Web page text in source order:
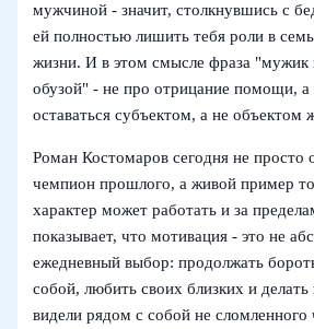
мужчиной - значит, столкнувшись с
ей полностью лишить тебя роли в
жизни. И в этом смысле фраза "мужик
обузой" - не про отрицание помощи, а
оставаться субъектом, а не объектом
Роман Костомаров сегодня не просто
чемпион прошлого, а живой пример
характер может работать и за
показывает, что мотивация - это не
ежедневный выбор: продолжать
собой, любить своих близких и
видели рядом с собой не сломленного